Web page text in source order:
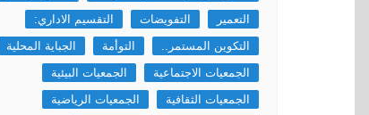
التعمير
التفويضات
التقسيم الاداري:
التكوين المستمر..
التوأمة
الجباية المحلية
الجمعيات الاجتماعية
الجمعيات البيئية
الجمعيات الثقافية
الجمعيات الرياضية